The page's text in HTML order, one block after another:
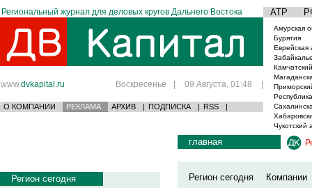
Региональный журнал для деловых кругов Дальнего Востока АТР
www.dvkapital.ru Воскресенье | 09 Августа, 01:48 |
О КОМПАНИИ РЕКЛАМА АРХИВ | ПОДПИСКА | RSS |
Амурская
Бурятия
Еврейская
Чукотский
Регион сегодня
главная
Регион сегодня
Компании